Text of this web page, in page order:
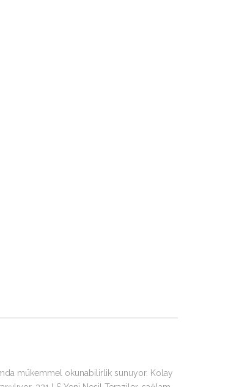
mükemmel okunabilirlik sunuyor. Kolay